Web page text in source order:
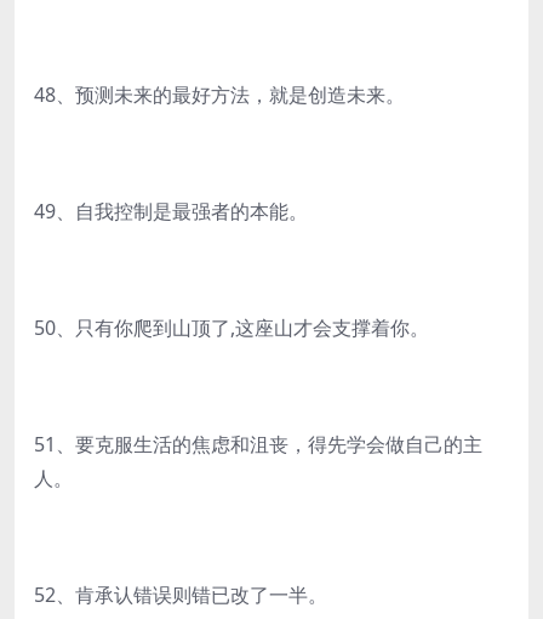
48、预测未来的最好方法，就是创造未来。
49、自我控制是最强者的本能。
50、只有你爬到山顶了,这座山才会支撑着你。
51、要克服生活的焦虑和沮丧，得先学会做自己的主
人。
52、肯承认错误则错已改了一半。